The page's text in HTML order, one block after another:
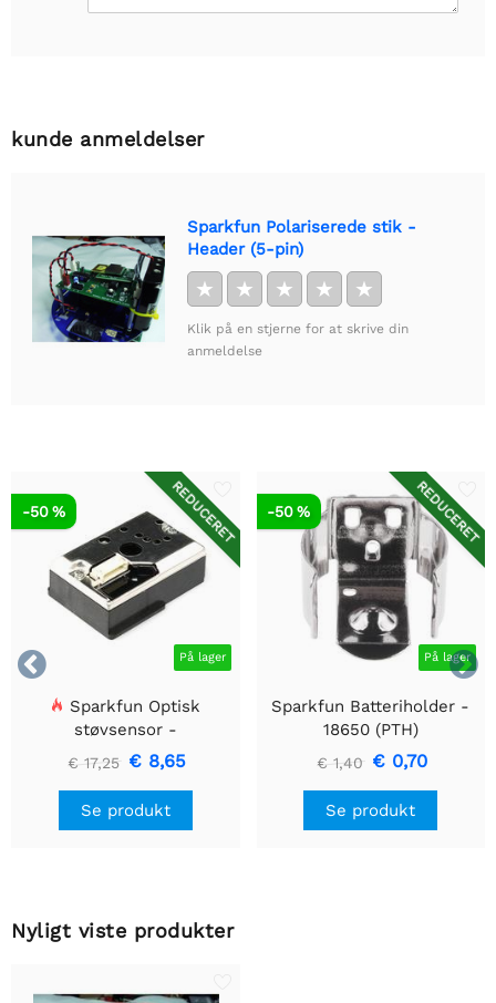
kunde anmeldelser
Sparkfun Polariserede stik -
Header (5-pin)
★ ★ ★ ★ ★
Klik på en stjerne for at skrive din
anmeldelse


REDUCERET
På lager
-50 %
Sparkfun Optisk
støvsensor -
GP2Y1010AU0F
€ 17,25 € 8,65
Se produkt
REDUCERET
På lager
-50 %
Sparkfun Batteriholder -
18650 (PTH)
€ 1,40 € 0,70
Se produkt
Nyligt viste produkter